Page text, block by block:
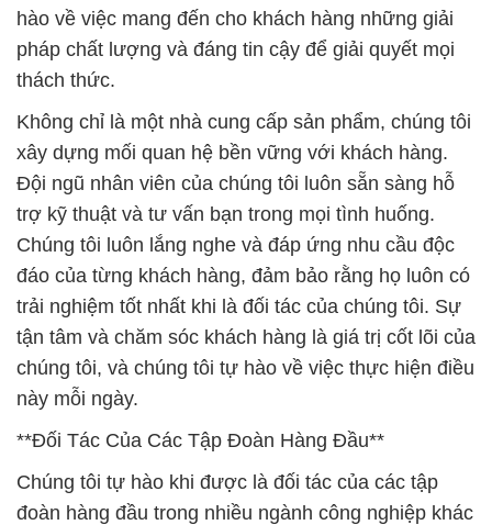
hào về việc mang đến cho khách hàng những giải
pháp chất lượng và đáng tin cậy để giải quyết mọi
thách thức.
Không chỉ là một nhà cung cấp sản phẩm, chúng tôi
xây dựng mối quan hệ bền vững với khách hàng.
Đội ngũ nhân viên của chúng tôi luôn sẵn sàng hỗ
trợ kỹ thuật và tư vấn bạn trong mọi tình huống.
Chúng tôi luôn lắng nghe và đáp ứng nhu cầu độc
đáo của từng khách hàng, đảm bảo rằng họ luôn có
trải nghiệm tốt nhất khi là đối tác của chúng tôi. Sự
tận tâm và chăm sóc khách hàng là giá trị cốt lõi của
chúng tôi, và chúng tôi tự hào về việc thực hiện điều
này mỗi ngày.
**Đối Tác Của Các Tập Đoàn Hàng Đầu**
Chúng tôi tự hào khi được là đối tác của các tập
đoàn hàng đầu trong nhiều ngành công nghiệp khác